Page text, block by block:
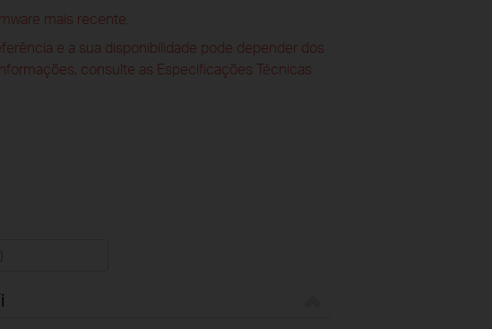
mais recente.
e a sua disponibilidade pode depender dos
consulte as Especificações Técnicas